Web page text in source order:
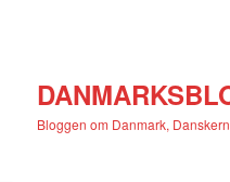
Bloggen om Danmark,